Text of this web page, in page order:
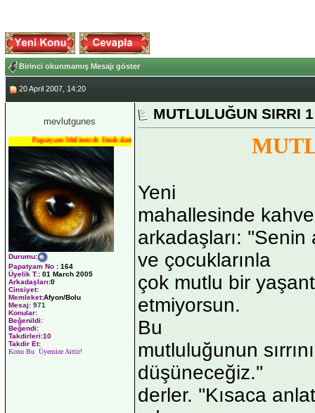
Birinci okunmamış Mesajı göster
20 April 2007, 14:20
mevlutgunes
Papatyam Medineweb Emekdarı
Durumu:
Papatyam No : 164
Üyelik T.: 01 March 2005
Arkadaşları:0
Cinsiyet:
Memleket:Afyon/Bolu
Mesaj: 971
Konular:
Beğenildi:
Beğendi:
Takdirleri:10
Takdir Et:
Konu Bu Üyemize Aittir!
MUTLULUĞUN SIRRI
Yeni
mahallesinde
arkadaşları: ''Senin
ve çocuklarınla
çok mutlu bir
etmiyorsun.
Bu
mutluluğunun
düşüneceğiz.''
derler. ''Kısaca